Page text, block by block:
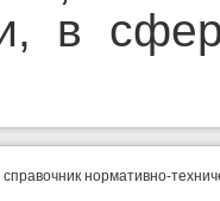
в
нормативно-